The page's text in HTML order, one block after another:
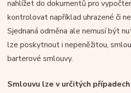
nahlížet do dokumentů pro
kontrolovat například uhrazené či
Sjednaná odměna ale nemusí být
lze poskytnout i nepeněžitou,
barterové smlouvy.
Smlouvu lze v určitých